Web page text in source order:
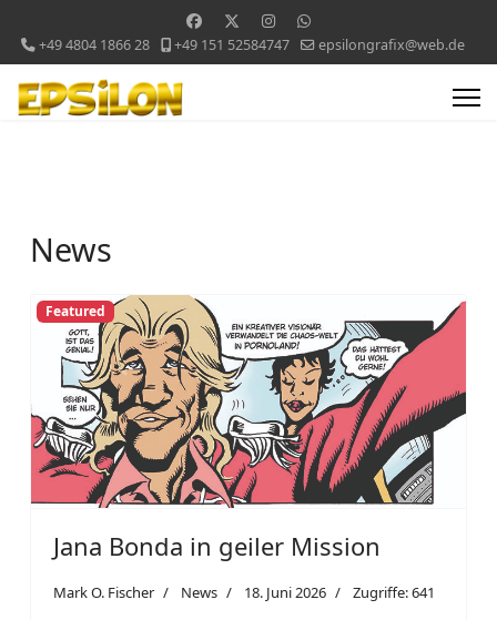
+49 4804 1866 28 +49 151 52584747 epsilongrafix@web.de
News
Featured
Jana Bonda in geiler Mission
Mark O. Fischer News 18. Juni 2026 Zugriffe: 641